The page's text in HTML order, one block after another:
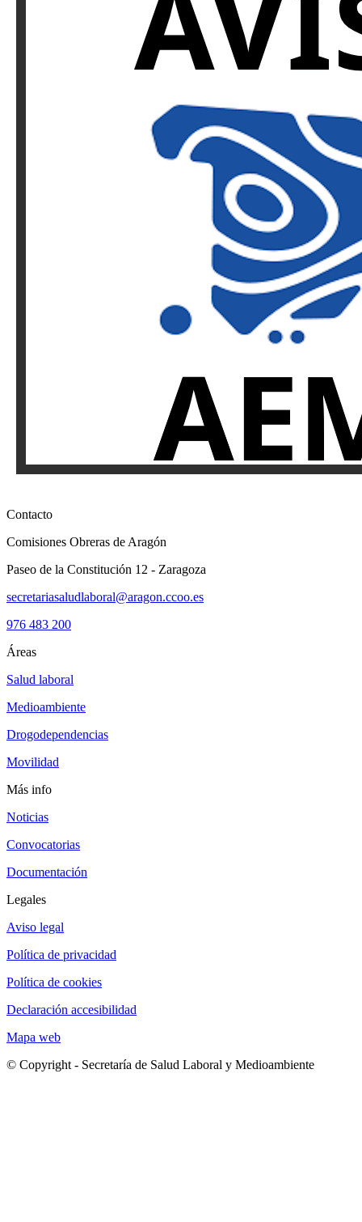
Contacto
Comisiones Obreras de Aragón
Paseo de la Constitución 12 - Zaragoza
secretariasaludlaboral@aragon.ccoo.es
976 483 200
Áreas
Salud laboral
Medioambiente
Drogodependencias
Movilidad
Más info
Noticias
Convocatorias
Documentación
Legales
Aviso legal
Política de privacidad
Política de cookies
Declaración accesibilidad
Mapa web
© Copyright - Secretaría de Salud Laboral y Medioambiente